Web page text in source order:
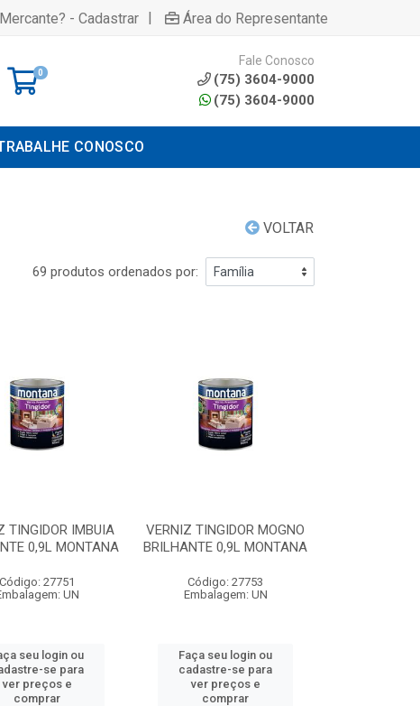
- Cadastrar | Área do Representante
0
Fale Conosco
(75) 3604-9000
(75) 3604-9000
CONOSCO
VOLTAR
69 produtos ordenados por:
TINGIDOR IMBUIA
0,9L MONTANA
Código: 27751
UN
seu login ou
se para
ver preços e
comprar
VERNIZ TINGIDOR MOGNO
BRILHANTE 0,9L MONTANA
Código: 27753
Embalagem: UN
Faça seu login ou
cadastre-se para
ver preços e
comprar